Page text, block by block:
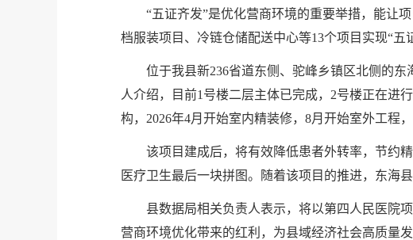
“五证齐发”是优化营商环境的重要举措，能让
档服装项目、冷链仓储配送中心等13个项目实现“五
位于我县新236省道东侧、驼峰乡镇区北侧的
人介绍，目前1号楼二层主体已完成，2号楼正在进
构，2026年4月开始室内精装修，8月开始室外工程
该项目建成后，将有效降低患者外转率，节约
医疗卫生最后一块拼图。随着该项目的推进，东海
县数据局相关负责人表示，将以第四人民医院
营商环境优化带来的红利，为县域经济社会高质量发